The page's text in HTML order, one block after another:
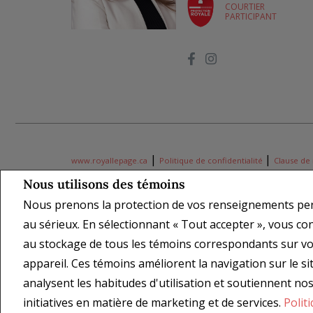
Nous utilisons des témoins
Nous prenons la protection de vos renseignements
au sérieux. En sélectionnant « Tout accepter », vous
au stockage de tous les témoins correspondants sur
appareil. Ces témoins améliorent la navigation sur le
analysent les habitudes d'utilisation et soutiennent nos
initiatives en matière de marketing et de services.
COURTIER
PARTICIPANT
www.royallepage.ca | Politique de confidentialité | Clause
Tous les renseignements affichés sont jugés fiables; leur
donnée quant à l'exactitude desdits renseignements. Ne vise
des marques déposées de REALTOR® Canada Inc., une
REALTOR® servent à distinguer les services immobiliers
leurs logos respectifs sont la propriété de l'ACI, et ils servent
Coordonnées de l'agent REALTOR® fournies pour favoriser
propriétaire du site Web.